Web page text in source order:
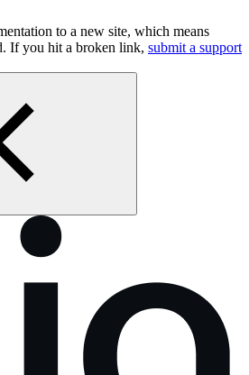
to a new site, which means
If you hit a broken link, submit a support